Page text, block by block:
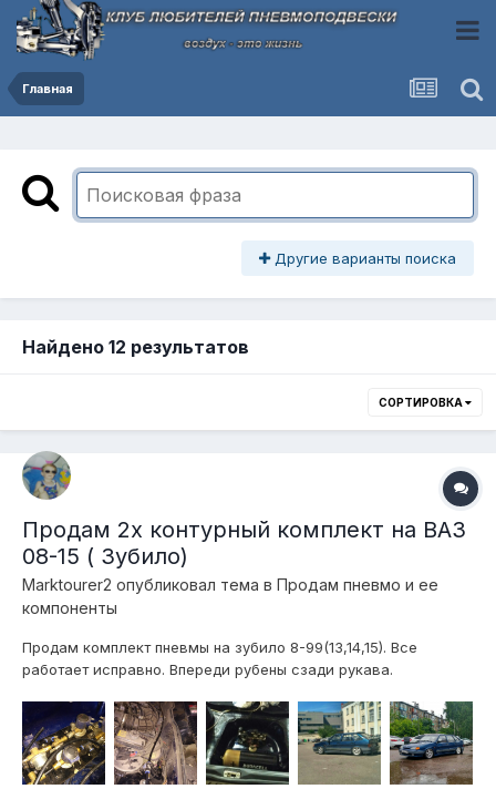
Главная
Другие варианты поиска
Найдено 12 результатов
СОРТИРОВКА
Продам 2х контурный комплект на ВАЗ
08-15 ( Зубило)
Marktourer2 опубликовал тема в Продам пневмо и ее
компоненты
Продам комплект пневмы на зубило 8-99(13,14,15). Все
работает исправно. Впереди рубены сзади рукава.
гильзой. Ресивер из огнетушителя сварен, объем точный не
скажу но набирается полный за 1/3 сигареты) трубки 8мм
внутренний. Клапана Италия, Ло...